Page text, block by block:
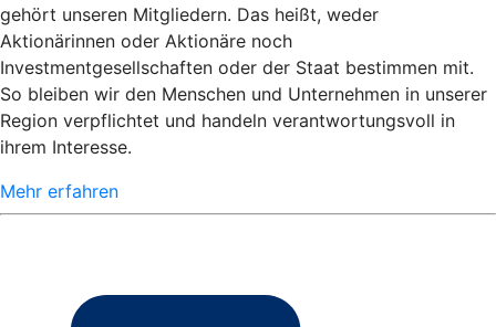
gehört unseren Mitgliedern. Das heißt, weder
Aktionärinnen oder Aktionäre noch
Investmentgesellschaften oder der Staat bestimmen mit.
So bleiben wir den Menschen und Unternehmen in unserer
Region verpflichtet und handeln verantwortungsvoll in
ihrem Interesse.
Mehr erfahren